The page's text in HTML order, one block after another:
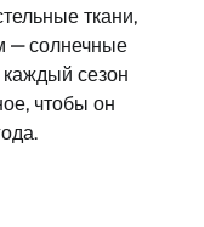
ткани,
— солнечные
сезон
чтобы он